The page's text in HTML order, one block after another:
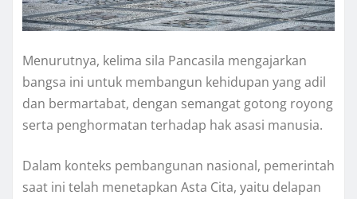
Menurutnya, kelima sila Pancasila mengajarkan
bangsa ini untuk membangun kehidupan yang adil
dan bermartabat, dengan semangat gotong royong
serta penghormatan terhadap hak asasi manusia.
Dalam konteks pembangunan nasional, pemerintah
saat ini telah menetapkan Asta Cita, yaitu delapan